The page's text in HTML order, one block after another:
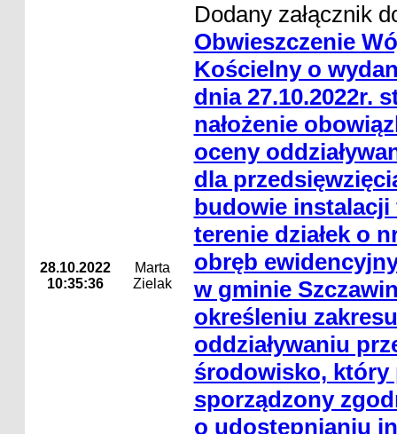
28.10.2022
10:35:36
Marta
Zielak
Dodany załącznik
Obwieszczenie
Kościelny o
dnia 27.10.2022r.
nałożenie
oceny
dla
budowie
terenie działek o
obręb
w gminie
określeniu
oddziaływaniu
środowisko, który
sporządzony
o udostępnianiu